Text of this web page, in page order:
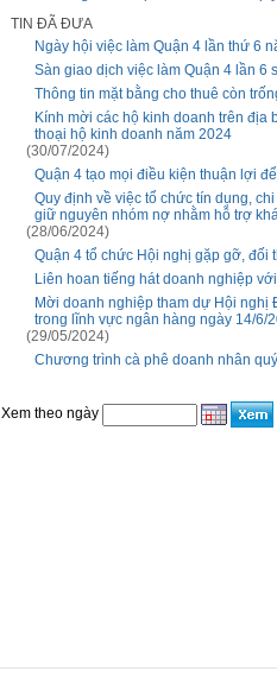
TIN ĐÃ ĐƯA
Ngày hội việc làm Quận 4 lần thứ 6
Sàn giao dịch việc làm Quận 4 lần 6
Thông tin mặt bằng cho thuê còn
Kính mời các hộ kinh doanh trên
thoại hộ kinh doanh năm 2024
(30/07/2024)
Quận 4 tạo mọi điều kiện thuận lợi
Quy định về việc tổ chức tín dụng,
giữ nguyên nhóm nợ nhằm hỗ trợ
(28/06/2024)
Quận 4 tổ chức Hội nghị gặp gỡ,
Liên hoan tiếng hát doanh nghiệp
Mời doanh nghiệp tham dự Hội
trong lĩnh vực ngân hàng ngày 14/6/
(29/05/2024)
Chương trình cà phê doanh nhân
Xem theo ngày